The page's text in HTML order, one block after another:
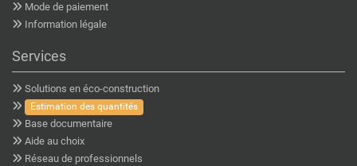
Mode de paiement
Information légale
Services
Solutions en éco-construction
Estimation des quantités
Base documentaire
Aide au choix
Réseau de professionnels